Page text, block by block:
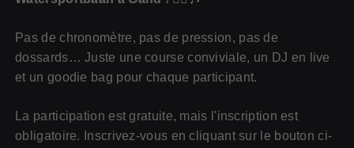
Pas de chronomètre, pas de pression, pas de
dossards… Juste une course conviviale, un DJ en live
et un goodie bag pour chaque participant.
La participation est gratuite, mais l'inscription est
obligatoire. Inscrivez-vous en cliquant sur le bouton ci-